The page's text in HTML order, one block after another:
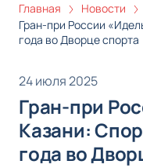
Главная
Новости
Гран-при России
года во Дворце спорта
24 июля 2025
Гран-при
Казани:
года во